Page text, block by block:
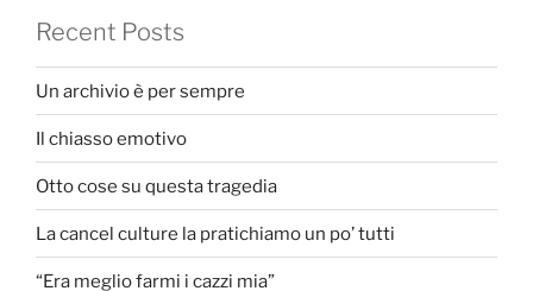
Recent Posts
Un archivio è per sempre
Il chiasso emotivo
Otto cose su questa tragedia
La cancel culture la pratichiamo un po’ tutti
“Era meglio farmi i cazzi mia”